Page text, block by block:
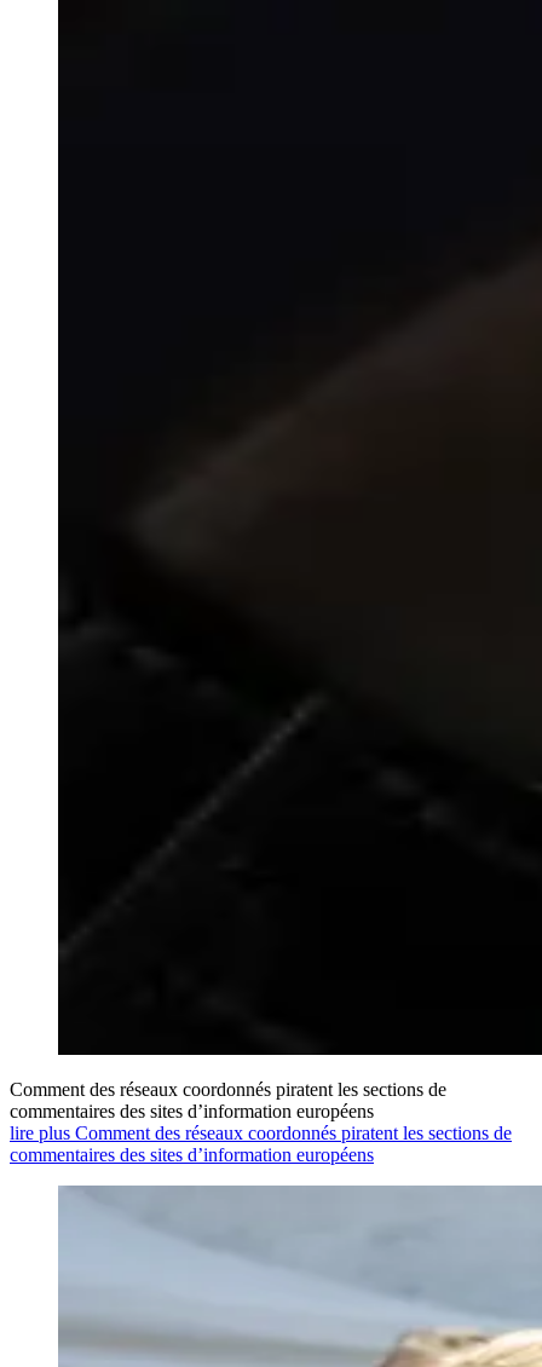
Comment des réseaux coordonnés piratent les sections de
commentaires des sites d’information européens
lire plus Comment des réseaux coordonnés piratent les sections de
commentaires des sites d’information européens